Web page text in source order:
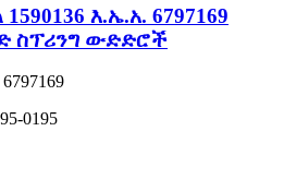
1590136 እ.ኤ.አ. 6797169
ስፕሪንግ ውድድሮች
0195